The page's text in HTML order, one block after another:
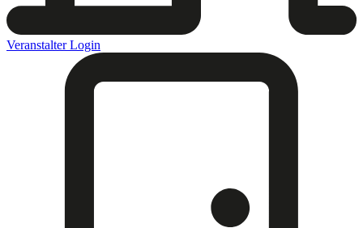
Veranstalter Login